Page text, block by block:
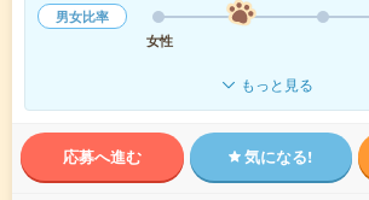
男女比率
女性
もっと見る
応募へ進む 気になる!